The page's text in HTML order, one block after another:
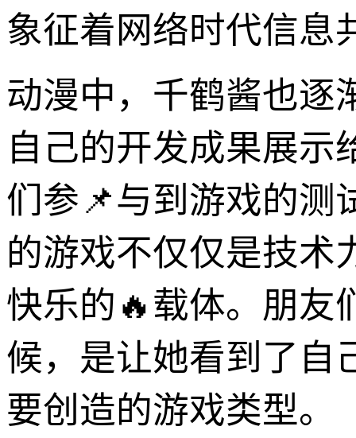
象征着网络时代信息
动漫中，千鹤酱也逐
自己的开发成果展示
们参📌与到游戏的测
的游戏不仅仅是技术
快乐的🔥载体。朋友
候，是让她看到了自
要创造的游戏类型。